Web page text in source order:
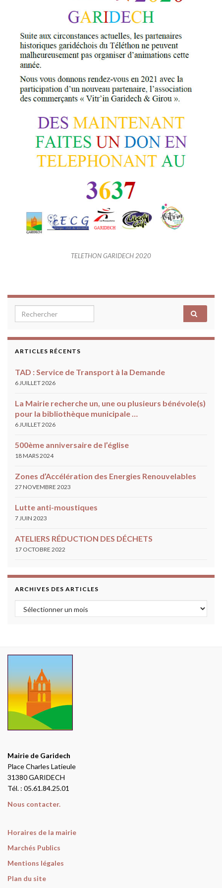
TELETHON GARIDECH 2020
Search for:
ARTICLES RÉCENTS
TAD : Service de Transport à la Demande
6 JUILLET 2026
La Mairie recherche un, une ou plusieurs bénévole(s)
pour la bibliothèque municipale …
6 JUILLET 2026
500ème anniversaire de l’église
18 MARS 2024
Zones d’Accélération des Energies Renouvelables
27 NOVEMBRE 2023
Lutte anti-moustiques
7 JUIN 2023
ATELIERS RÉDUCTION DES DÉCHETS
17 OCTOBRE 2022
ARCHIVES DES ARTICLES
Archives des articles
Mairie de Garidech
Place Charles Latieule
31380 GARIDECH
Tél. : 05.61.84.25.01
Nous contacter.
Horaires de la mairie
Marchés Publics
Mentions légales
Plan du site